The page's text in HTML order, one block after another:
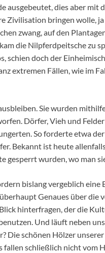
dies aber mit
Zivilisation bringen wolle,
zwang, auf den
die Nilpferdpeitsche zu
schien doch der
extremen Fällen, wie im
Sie wurden
Dörfer, Vieh und
So forderte etwa
Bekannt ist heute
gesperrt wurden, wo man
bislang vergeblich
Genaues über die
hinterfragen, der die
Und läuft neben
Die schönen Hölzer
schließlich nicht vom